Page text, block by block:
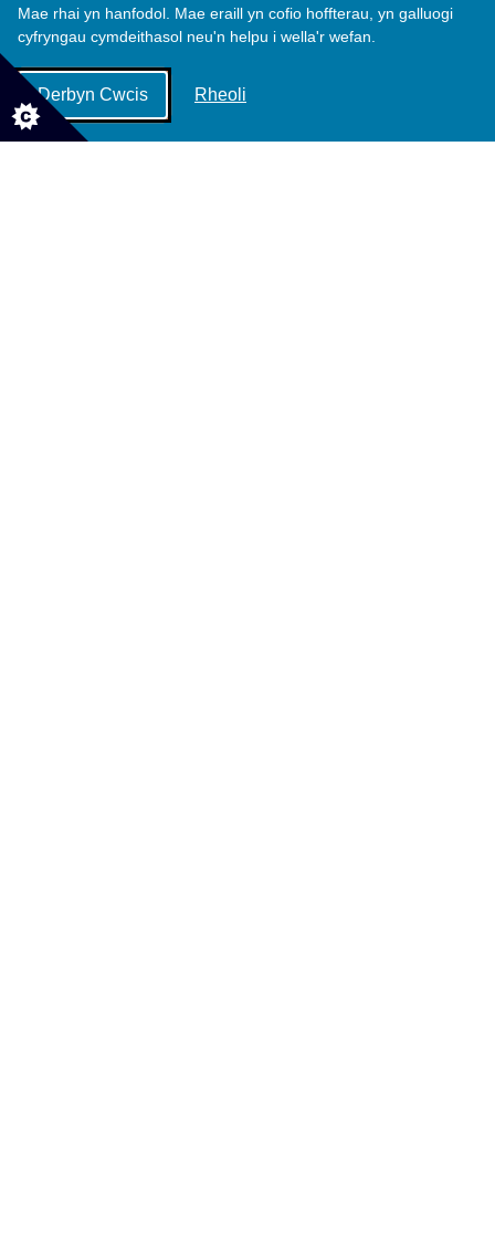
Mae rhai yn hanfodol. Mae eraill yn cofio hoffterau, yn galluogi
cyfryngau cymdeithasol neu'n helpu i wella'r wefan.
Derbyn Cwcis Rheoli